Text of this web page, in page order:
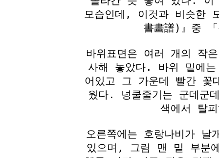
모습인데, 이것과 비슷한
書畵譜)』중
바위표면은 여러 개의 작
사해 놓았다. 바위 밑에
어있고 그 가운데 빨간 꽃
웠다. 넝쿨줄기는 군데군
색에서 탈
오른쪽에는 호랑나비가
있으며, 그림 맨 밑 부분